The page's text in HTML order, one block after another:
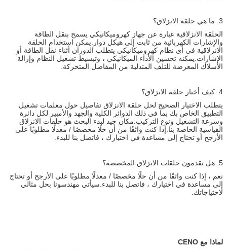
3. ما هي حلقة الانزلاق؟
الحلقة الانزلاقية عبارة عن جهاز كهروميكانيكي يسمح بنقل الطاقة
والإشارات الكهربائية من ثابت إلى هيكل دوار.يمكن استخدام الحلقة
الانزلاقية في أي نظام كهروميكانيكي يتطلب الدوران أثناء نقل الطاقة أو
الإشارات.يمكنه تحسين الأداء الميكانيكي ، وتبسيط تشغيل النظام وإزالة
الأسلاك المعرضة للتلف المتدلية من المفاصل المتحركة.
4. كيف أختار حلقة الانزلاق؟
يتطلب الاختيار الصحيح لحل حلقة الانزلاق تفاصيل حول معلمات تشغيل
التطبيق الخاص بك بما في ذلك الدوائر الكلية والجهد والأمبير لكل دائرة
وسرعة التشغيل ونوع التركيب.مكان جيد لبدء البحث هو حلقات الانزلاق
القياسية الخاصة بنا.إذا كنت واثقًا من أن حلًا مخصصًا / معدلًا مطلوبًا على
الأرجح أو تحتاج إلى مساعدة في اختيارك ، فاتصل بنا للبدء.
5. هل تقدمون حلقات الانزلاق المخصصة؟
نعم ، إذا كنت واثقًا من أن حلًا مخصصًا / معدلًا مطلوبًا على الأرجح أو تحتاج
إلى مساعدة في اختيارك ، فاتصل بنا للبدء.سيأتي مهندسونا بحل مثالي
لاحتياجاتك.
لماذا مع CENO